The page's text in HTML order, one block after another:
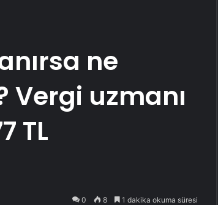
ne
uzmanı
TL
0 8 1 dakika okuma süresi